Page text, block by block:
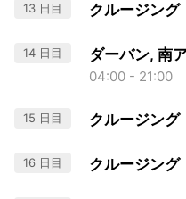
13 日目 クルージング
14 日目 ダーバン, 南
04:00 - 21:00
15 日目 クルージング
16 日目 クルージング